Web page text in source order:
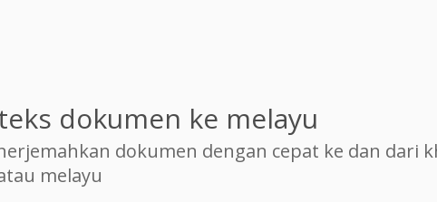
dokumen ke melayu
dokumen dengan cepat ke dan dari
melayu